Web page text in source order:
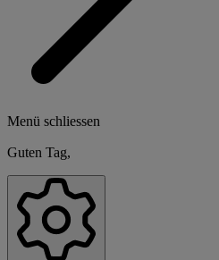
Menü schliessen
Guten Tag,